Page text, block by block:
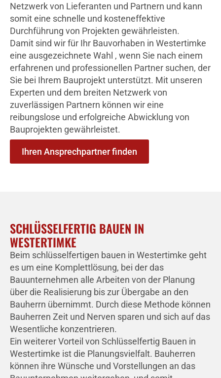
Netzwerk von Lieferanten und Partnern und kann
somit eine schnelle und kosteneffektive
Durchführung von Projekten gewährleisten.
Damit sind wir für Ihr Bauvorhaben in Westertimke
eine ausgezeichnete Wahl , wenn Sie nach einem
erfahrenen und professionellen Partner suchen, der
Sie bei Ihrem Bauprojekt unterstützt. Mit unseren
Experten und dem breiten Netzwerk von
zuverlässigen Partnern können wir eine
reibungslose und erfolgreiche Abwicklung von
Bauprojekten gewährleistet.
Ihren Ansprechpartner finden
SCHLÜSSELFERTIG BAUEN IN
WESTERTIMKE
Beim schlüsselfertigen bauen in Westertimke geht
es um eine Komplettlösung, bei der das
Bauunternehmen alle Arbeiten von der Planung
über die Realisierung bis zur Übergabe an den
Bauherrn übernimmt. Durch diese Methode können
Bauherren Zeit und Nerven sparen und sich auf das
Wesentliche konzentrieren.
Ein weiterer Vorteil von Schlüsselfertig Bauen in
Westertimke ist die Planungsvielfalt. Bauherren
können ihre Wünsche und Vorstellungen an das